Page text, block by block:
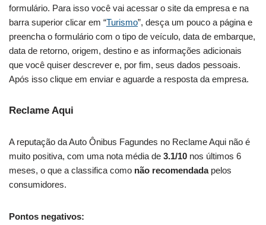
formulário. Para isso você vai acessar o site da empresa e na
barra superior clicar em “Turismo”, desça um pouco a página e
preencha o formulário com o tipo de veículo, data de embarque,
data de retorno, origem, destino e as informações adicionais
que você quiser descrever e, por fim, seus dados pessoais.
Após isso clique em enviar e aguarde a resposta da empresa.
Reclame Aqui
A reputação da Auto Ônibus Fagundes no Reclame Aqui não é
muito positiva, com uma nota média de 3.1/10 nos últimos 6
meses, o que a classifica como não recomendadapelos
consumidores.
Pontos negativos: